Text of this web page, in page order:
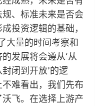
、标准未来是否会
投资逻辑的基础，
大量的时间考察和
发展将会遵从‘从
闭到开放’的逻
难看出，我们先布
飞。在选择上游产